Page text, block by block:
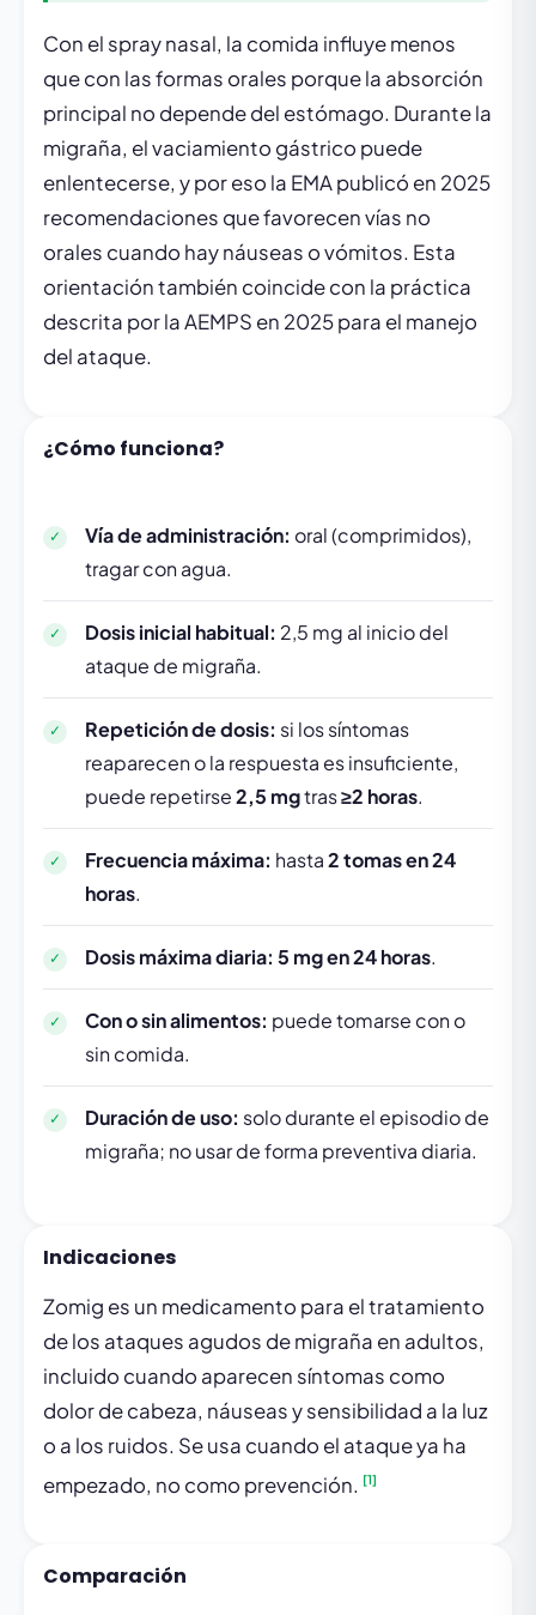
Con el spray nasal, la comida influye menos
que con las formas orales porque la absorción
principal no depende del estómago. Durante la
migraña, el vaciamiento gástrico puede
enlentecerse, y por eso la EMA publicó en 2025
recomendaciones que favorecen vías no
orales cuando hay náuseas o vómitos. Esta
orientación también coincide con la práctica
descrita por la AEMPS en 2025 para el manejo
del ataque.
¿Cómo funciona?
Vía de administración: oral (comprimidos),
tragar con agua.
Dosis inicial habitual: 2,5 mg al inicio del
ataque de migraña.
Repetición de dosis: si los síntomas
reaparecen o la respuesta es insuficiente,
puede repetirse2,5 mgtras≥2 horas.
Frecuencia máxima: hasta2 tomas en 24
horas.
Dosis máxima diaria: 5 mg en 24 horas.
Con o sin alimentos: puede tomarse con o
sin comida.
Duración de uso: solo durante el episodio de
migraña; no usar de forma preventiva diaria.
Indicaciones
Zomig es un medicamento para el tratamiento
de los ataques agudos de migraña en adultos,
incluido cuando aparecen síntomas como
dolor de cabeza, náuseas y sensibilidad a la luz
o a los ruidos. Se usa cuando el ataque ya ha
empezado, no como prevención.
[1]
Comparación